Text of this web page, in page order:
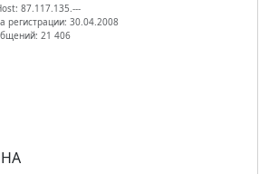
87.117.135.---
регистрации: 30.04.2008
21 406